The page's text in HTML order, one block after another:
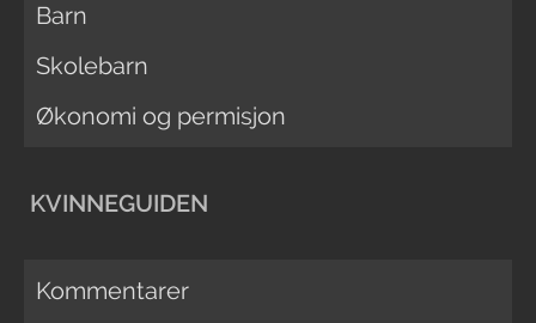
Barn
Skolebarn
Økonomi og permisjon
KVINNEGUIDEN
Kommentarer